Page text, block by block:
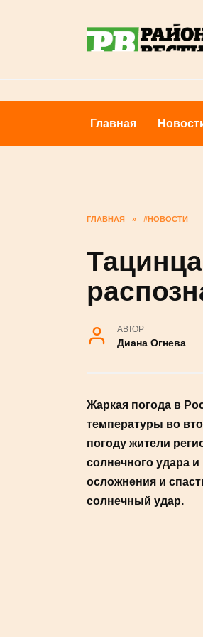
Главная
ГЛАВНАЯ » #НОВОСТИ
АВТОР
Диана Огнева
Жаркая погода в
максимальные
40 градусов. В
Раннее
позволит
Рассказываем,